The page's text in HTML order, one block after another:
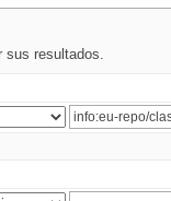
sus resultados.